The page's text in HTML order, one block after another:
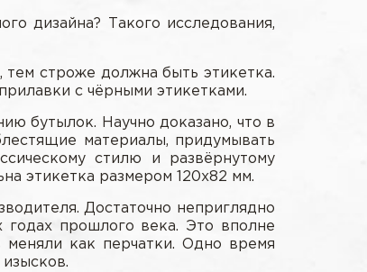
дизайна? Такого исследования,
строже должна быть этикетка.
с чёрными этикетками.
бутылок. Научно доказано, что в
материалы, придумывать
стилю и развёрнутому
этикетка размером 120х82 мм.
Достаточно неприглядно
годах прошлого века. Это вполне
меняли как перчатки. Одно время